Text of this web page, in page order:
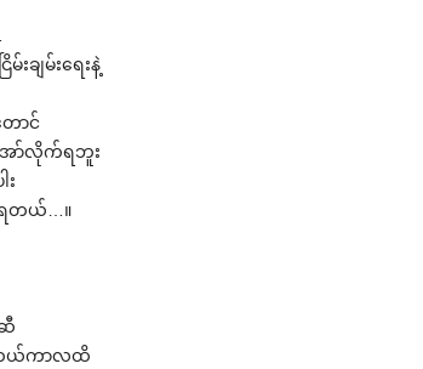
ြိမ်းချမ်း‌ရေးနဲ့
ာင်
ော်လိုက်ရဘူး
း
ရတယ်…။
ယ်ကာလထိ